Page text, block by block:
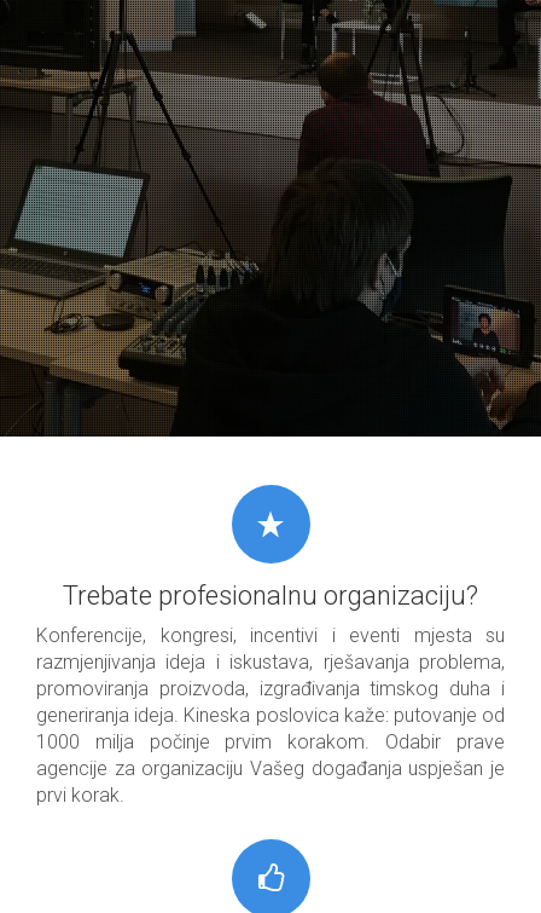
Trebate profesionalnu organizaciju?
Konferencije, kongresi, incentivi i eventi mjesta su
razmjenjivanja ideja i iskustava, rješavanja problema,
promoviranja proizvoda, izgrađivanja timskog duha i
generiranja ideja. Kineska poslovica kaže: putovanje od
1000 milja počinje prvim korakom. Odabir prave
agencije za organizaciju Vašeg događanja uspješan je
prvi korak.